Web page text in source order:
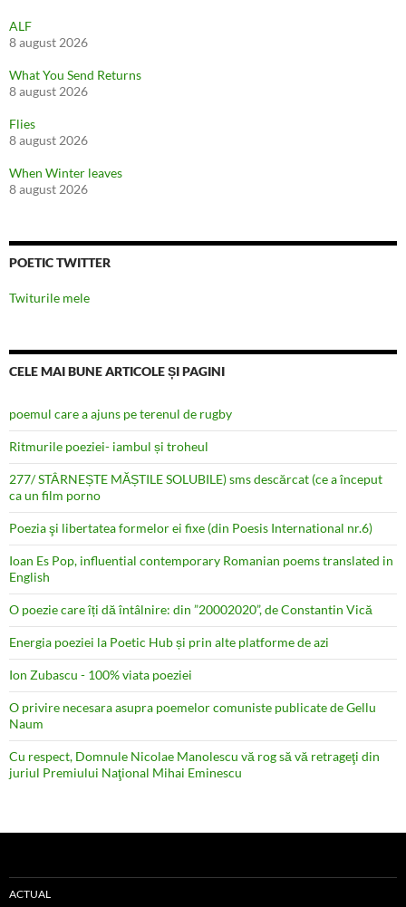
ALF
8 august 2026
What You Send Returns
8 august 2026
Flies
8 august 2026
When Winter leaves
8 august 2026
POETIC TWITTER
Twiturile mele
CELE MAI BUNE ARTICOLE ȘI PAGINI
poemul care a ajuns pe terenul de rugby
Ritmurile poeziei- iambul și troheul
277/ STÂRNEȘTE MĂȘTILE SOLUBILE) sms descărcat (ce a început
ca un film porno
Poezia şi libertatea formelor ei fixe (din Poesis International nr.6)
Ioan Es Pop, influential contemporary Romanian poems translated in
English
O poezie care îți dă întâlnire: din ”20002020”, de Constantin Vică
Energia poeziei la Poetic Hub și prin alte platforme de azi
Ion Zubascu - 100% viata poeziei
O privire necesara asupra poemelor comuniste publicate de Gellu
Naum
Cu respect, Domnule Nicolae Manolescu vă rog să vă retrageţi din
juriul Premiului Naţional Mihai Eminescu
ACTUAL